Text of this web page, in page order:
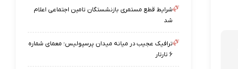
شرایط قطع مستمری بازنشستگان تامین اجتماعی اعلام
شد
ترافیک عجیب در میانه میدان پرسپولیس؛ معمای شماره
۶ تارتار